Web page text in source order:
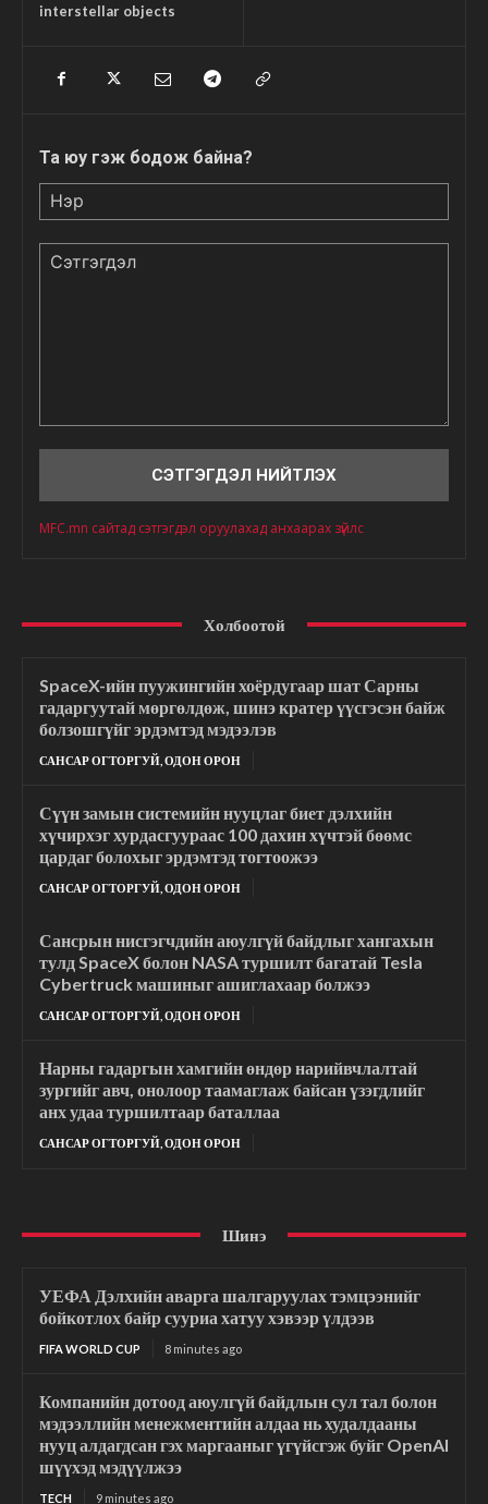
interstellar objects
Та юу гэж бодож байна?
MFC.mn сайтад сэтгэгдэл оруулахад анхаарах зүйлс
Холбоотой
SpaceX-ийн пуужингийн хоёрдугаар шат Сарны
гадаргуутай мөргөлдөж, шинэ кратер үүсгэсэн байж
болзошгүйг эрдэмтэд мэдээлэв
САНСАР ОГТОРГУЙ, ОДОН ОРОН
Сүүн замын системийн нууцлаг биет дэлхийн
хүчирхэг хурдасгуураас 100 дахин хүчтэй бөөмс
цардаг болохыг эрдэмтэд тогтоожээ
САНСАР ОГТОРГУЙ, ОДОН ОРОН
Сансрын нисгэгчдийн аюулгүй байдлыг хангахын
тулд SpaceX болон NASA туршилт багатай Tesla
Cybertruck машиныг ашиглахаар болжээ
САНСАР ОГТОРГУЙ, ОДОН ОРОН
Нарны гадаргын хамгийн өндөр нарийвчлалтай
зургийг авч, онолоор таамаглаж байсан үзэгдлийг
анх удаа туршилтаар баталлаа
САНСАР ОГТОРГУЙ, ОДОН ОРОН
Шинэ
УЕФА Дэлхийн аварга шалгаруулах тэмцээнийг
бойкотлох байр сууриа хатуу хэвээр үлдээв
FIFA WORLD CUP 8 minutes ago
Компанийн дотоод аюулгүй байдлын сул тал болон
мэдээллийн менежментийн алдаа нь худалдааны
нууц алдагдсан гэх маргааныг үгүйсгэж буйг OpenAI
шүүхэд мэдүүлжээ
TECH 9 minutes ago